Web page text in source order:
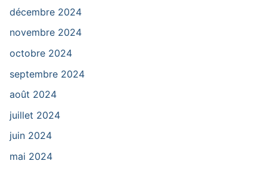
décembre 2024
novembre 2024
octobre 2024
septembre 2024
août 2024
juillet 2024
juin 2024
mai 2024